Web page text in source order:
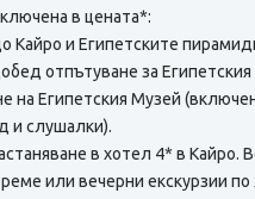
в цената*:
Кайро и Египетските
отпътуване за Египетския
на Египетския Музей
и слушалки).
в хотел 4* в Кайро.
или вечерни екскурзии